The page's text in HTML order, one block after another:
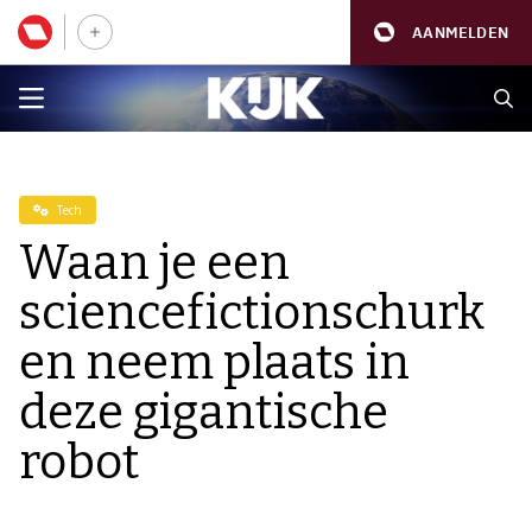
AANMELDEN
Tech
Waan je een
sciencefictionschurk
en neem plaats in
deze gigantische
robot